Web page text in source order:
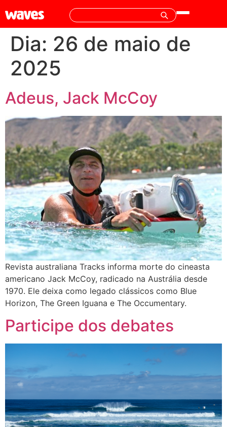
Dia: 26 de maio de
2025
Adeus, Jack McCoy
Revista australiana Tracks informa morte do cineasta
americano Jack McCoy, radicado na Austrália desde
1970. Ele deixa como legado clássicos como Blue
Horizon, The Green Iguana e The Occumentary.
Participe dos debates